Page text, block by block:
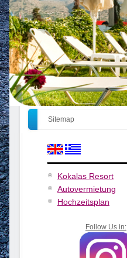
Sitemap
Kokalas Resort
Autovermietung
Hochzeitsplan
Follow Us in: